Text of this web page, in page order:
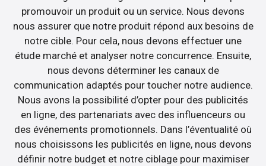
promouvoir un produit ou un service. Nous devons
nous assurer que notre produit répond aux besoins de
notre cible. Pour cela, nous devons effectuer une
étude marché et analyser notre concurrence. Ensuite,
nous devons déterminer les canaux de
communication adaptés pour toucher notre audience.
Nous avons la possibilité d’opter pour des publicités
en ligne, des partenariats avec des influenceurs ou
des événements promotionnels. Dans l’éventualité où
nous choisissons les publicités en ligne, nous devons
définir notre budget et notre ciblage pour maximiser